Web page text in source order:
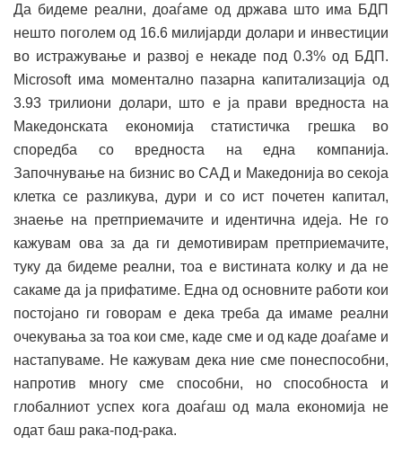
Да бидеме реални, доаѓаме од држава што има БДП
нешто поголем од 16.6 милијарди долари и инвестиции
во истражување и развој е некаде под 0.3% од БДП.
Microsoft има моментално пазарна капитализација од
3.93 трилиони долари, што е ја прави вредноста на
Македонската економија статистичка грешка во
споредба со вредноста на една компанија.
Започнување на бизнис во САД и Македонија во секоја
клетка се разликува, дури и со ист почетен капитал,
знаење на претприемачите и идентична идеја. Не го
кажувам ова за да ги демотивирам претприемачите,
туку да бидеме реални, тоа е вистината колку и да не
сакаме да ја прифатиме. Една од основните работи кои
постојано ги говорам е дека треба да имаме реални
очекувања за тоа кои сме, каде сме и од каде доаѓаме и
настапуваме. Не кажувам дека ние сме понеспособни,
напротив многу сме способни, но способноста и
глобалниот успех кога доаѓаш од мала економија не
одат баш рака-под-рака.